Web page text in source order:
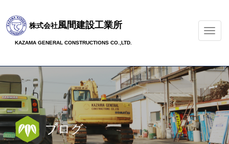
ナ
ビ
ー
シ
ョ
ン
の
切
替
株式会社風間建設工業所
KAZAMA GENERAL CONSTRUCTIONS CO.,LTD.
ブログ